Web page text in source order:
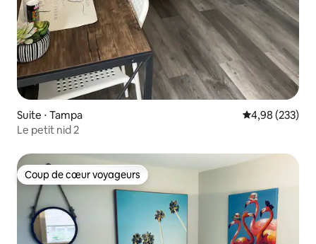
Suite ⋅ Tampa Évaluation
4,98 (233)
Le petit nid 2
Coup de cœur voyageurs
Coup de cœur voyageurs